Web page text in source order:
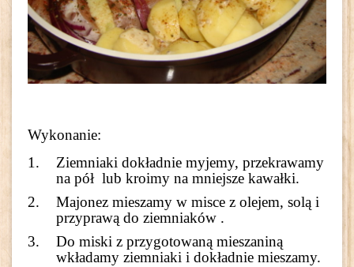
Wykonanie:
Ziemniaki dokładnie myjemy, przekrawamy
na pół lub kroimy na mniejsze kawałki.
Majonez mieszamy w misce z olejem, solą i
przyprawą do ziemniaków .
Do miski z przygotowaną mieszaniną
wkładamy ziemniaki i dokładnie mieszamy.